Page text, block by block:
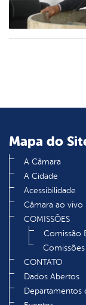
Mapa do
A Câmara
A Cidade
Acessibilidade
Câmara ao vivo
COMISSÕES
Comissão
CONTATO
Dados Abertos
Departamentos